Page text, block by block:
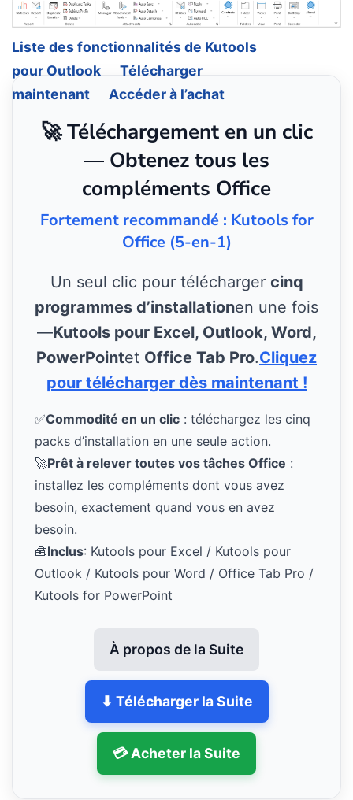
Liste des fonctionnalités de Kutools
pour Outlook
Télécharger
maintenant
Accéder à l’achat
🚀 Téléchargement en un clic
— Obtenez tous les
compléments Office
Fortement recommandé : Kutools for
Office (5-en-1)
Un seul clic pour télécharger cinq
programmes d’installationen une fois
—Kutools pour Excel, Outlook, Word,
PowerPointet Office Tab Pro.Cliquez
pour télécharger dès maintenant !
✅Commodité en un clic : téléchargez les cinq
packs d’installation en une seule action.
🚀Prêt à relever toutes vos tâches Office :
installez les compléments dont vous avez
besoin, exactement quand vous en avez
besoin.
🧰Inclus: Kutools pour Excel / Kutools pour
Outlook / Kutools pour Word / Office Tab Pro /
Kutools for PowerPoint
À propos de la Suite
⬇ Télécharger la Suite
💳 Acheter la Suite